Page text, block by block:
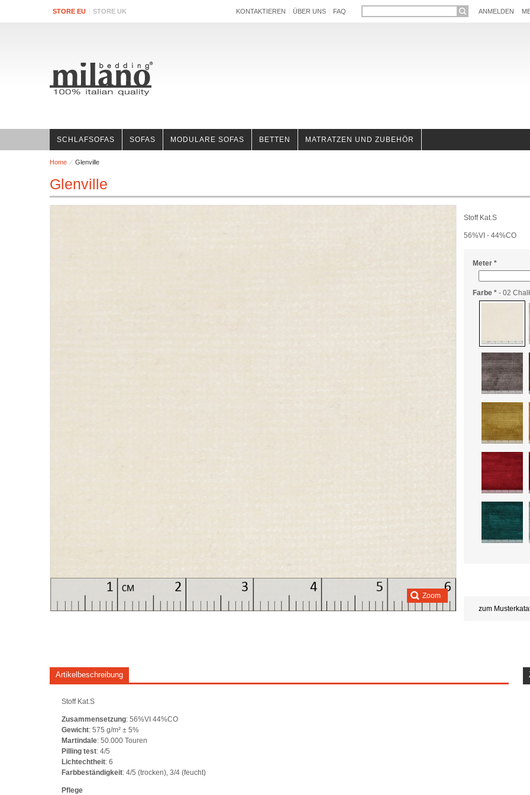
STORE EU STORE UK ANMELDEN
KONTAKTIEREN ÜBER UNS FAQ
SCHLAFSOFAS SOFAS MODULARE SOFAS BETTEN MATRATZEN UND ZUBEHÖR
Home Glenville
Glenville
Zoom
Stoff Kat.S
56%VI - 44%CO
Meter*
Farbe* - 02
zum
Artikelbeschreibung
Stoff Kat.S
Zusammensetzung: 56%VI 44%CO
Gewicht: 575 g/m² ± 5%
Martindale: 50.000 Touren
Pilling test: 4/5
Lichtechtheit: 6
Farbbeständigkeit: 4/5 (trocken), 3/4 (feucht)
Pflege